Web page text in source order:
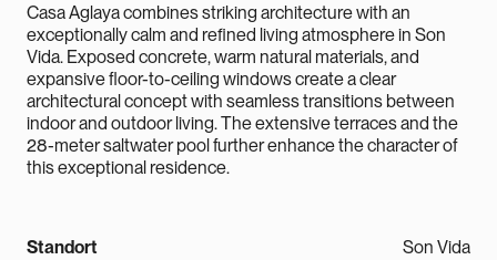
Casa Aglaya combines striking architecture with an
exceptionally calm and refined living atmosphere in Son
Vida. Exposed concrete, warm natural materials, and
expansive floor-to-ceiling windows create a clear
architectural concept with seamless transitions between
indoor and outdoor living. The extensive terraces and the
28-meter saltwater pool further enhance the character of
this exceptional residence.
Standort
Son Vida